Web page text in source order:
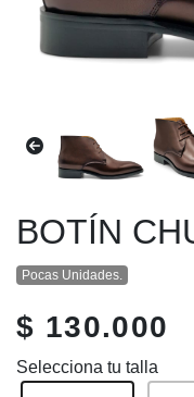
BOTÍN
Pocas Unidades.
$ 130.000
Selecciona tu talla